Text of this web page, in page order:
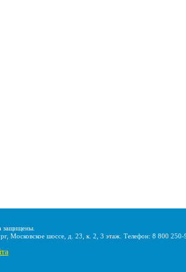
защищены.
Московское шоссе, д. 23, к. 2, 3 этаж. Телефон: 8 800